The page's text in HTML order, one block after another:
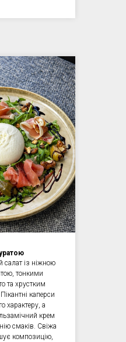
салат із ніжною
тонкими
та хрустким
каперси
характеру, а
крем
смаків. Свіжа
композицію,